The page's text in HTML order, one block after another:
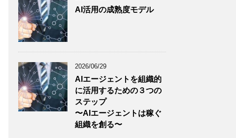
AI活用の成熟度モデル
2026/06/29
AIエージェントを組織的
に活用するための３つの
ステップ
〜AIエージェントは稼ぐ
組織を創る〜